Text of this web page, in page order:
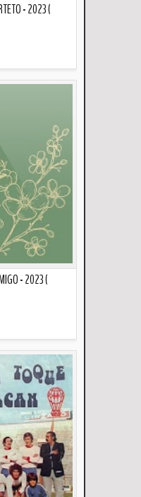
- 2023 (
- 2023 (